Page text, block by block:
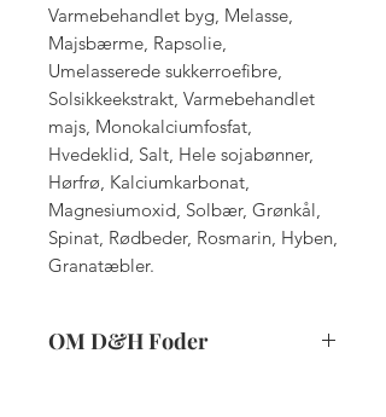
Varmebehandlet byg, Melasse,
Majsbærme, Rapsolie,
Umelasserede sukkerroefibre,
Solsikkeekstrakt, Varmebehandlet
majs, Monokalciumfosfat,
Hvedeklid, Salt, Hele sojabønner,
Hørfrø, Kalciumkarbonat,
Magnesiumoxid, Solbær, Grønkål,
Spinat, Rødbeder, Rosmarin, Hyben,
Granatæbler.
OM D&H Foder